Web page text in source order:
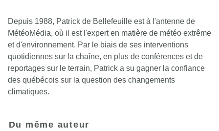
Depuis 1988, Patrick de Bellefeuille est à l'antenne de
MétéoMédia, où il est l'expert en matière de météo extrême
et d'environnement. Par le biais de ses interventions
quotidiennes sur la chaîne, en plus de conférences et de
reportages sur le terrain, Patrick a su gagner la confiance
des québécois sur la question des changements
climatiques.
Du même auteur